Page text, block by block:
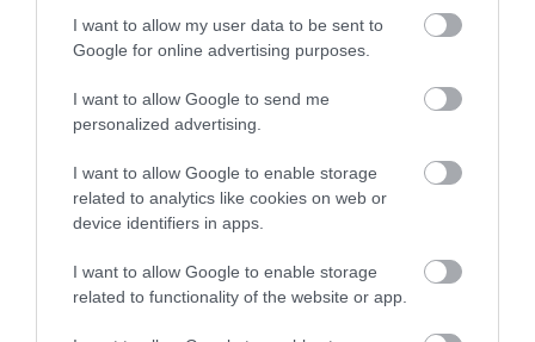
I want to allow my user data to be sent to
Google for online advertising purposes.
I want to allow Google to send me
personalized advertising.
I want to allow Google to enable storage
related to analytics like cookies on web or
device identifiers in apps.
I want to allow Google to enable storage
related to functionality of the website or app.
Magyar Péter: átfogó energiafejlesztési tervet fogadott el a
Kenyában bezzeg minden zöldebb
Második világháborús német katonai motorkerékpár
A Tisza-frakció kezdeményezte, hogy jövő kedden legyen
az államfőválasztás
megható pillanatot rögzített a kamera
Megható felvétel: elpusztult borját vitte magával egy